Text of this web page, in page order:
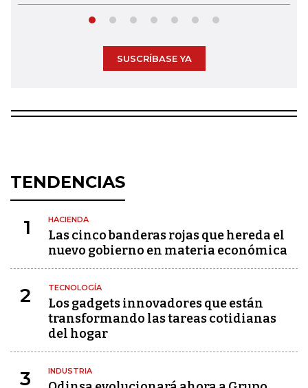
SUSCRÍBASE YA
TENDENCIAS
1 HACIENDA
Las cinco banderas rojas que hereda el
nuevo gobierno en materia económica
2 TECNOLOGÍA
Los gadgets innovadores que están
transformando las tareas cotidianas
del hogar
3 INDUSTRIA